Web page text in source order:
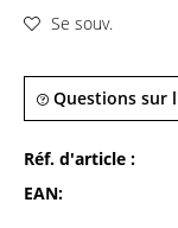
Se souv.
Questions sur
Réf. d'article :
EAN: